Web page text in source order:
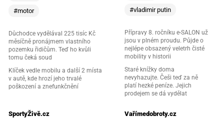
#motor
Důchodce vydělával 225 tisíc Kč
měsíčně pronájmem vlastního
pozemku řidičům. Teď ho kvůli
tomu čeká soud
Klíček vedle mobilu a další 2 místa
v autě, kde hrozí jeho trvalé
poškození a znefunkčnění
#vladimir putin
Přípravy 8. ročníku e-SALON už
jsou v plném proudu. Půjde o
nejlépe obsazený veletrh čisté
mobility v historii
Staré knížky doma
nevyhazujte. Češi teď za ně
platí hezké peníze. Jejich
prodejem se dá vydělat
SportyŽivě.cz
Vařímedobroty.cz